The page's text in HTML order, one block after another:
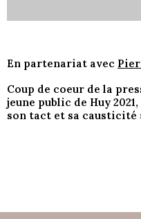
En partenariat avec
Coup de coeur de la
jeune public de Huy
son tact et sa causticité